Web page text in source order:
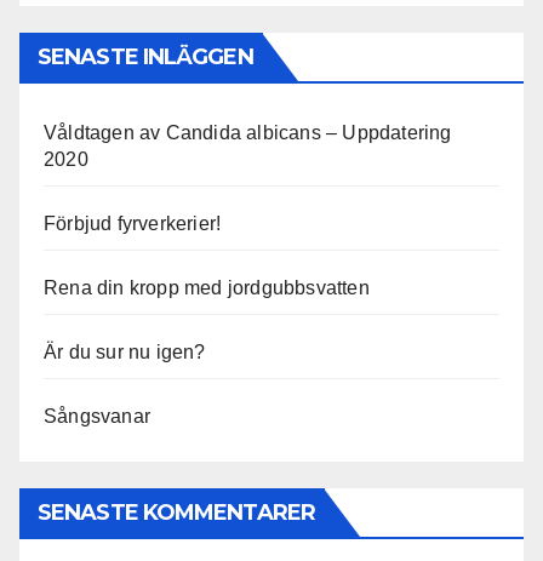
SENASTE INLÄGGEN
Våldtagen av Candida albicans – Uppdatering
2020
Förbjud fyrverkerier!
Rena din kropp med jordgubbsvatten
Är du sur nu igen?
Sångsvanar
SENASTE KOMMENTARER